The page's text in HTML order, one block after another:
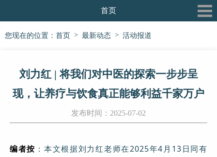
首页
关于我们
三和书院
三和论坛
三和公益行
您现在的位置： 首页 > 最新动态 > 活动报道
刘力红 | 将我们对中医的探索一步步呈
现，让养疗与饮食真正能够利益千家万户
发布时间：2025-07-02
编者按 ：本文根据刘力红老师在2025年4月13日同有